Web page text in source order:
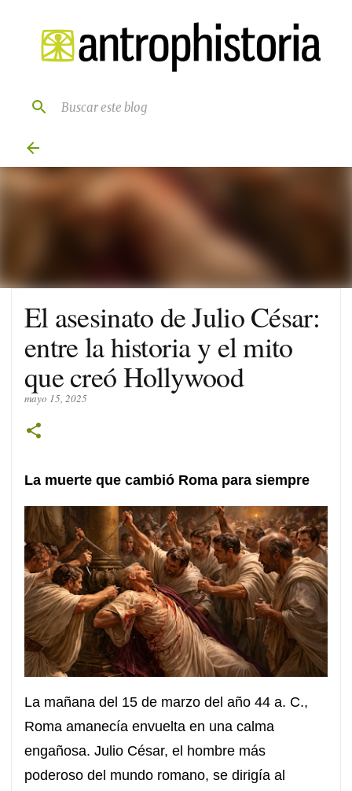
Ir al contenido principal
El asesinato de Julio César:
entre la historia y el mito
que creó Hollywood
mayo 15, 2025
La muerte que cambió Roma para siempre
La mañana del 15 de marzo del año 44 a. C.,
Roma amanecía envuelta en una calma
engañosa. Julio César, el hombre más
poderoso del mundo romano, se dirigía al